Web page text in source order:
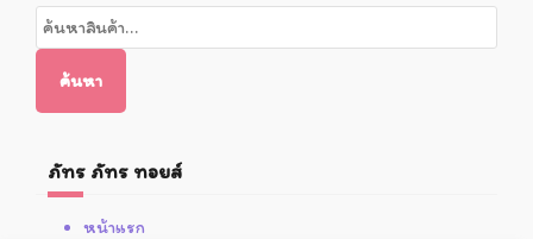
ค้นหา:
ค้นหา
ภัทร ภัทร ทอยส์
หน้าแรก